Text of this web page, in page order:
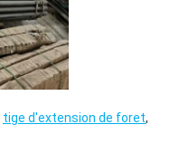
tige d'extension de foret,